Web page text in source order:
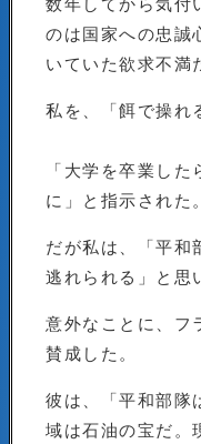
のは国家への忠誠
いていた欲求不満
私を、「餌で操れ
「大学を卒業し
に」と指示された。
だが私は、「平和
逃れられる」と思
意外なことに、フ
賛成した。
彼は、「平和部隊
域は石油の宝だ。